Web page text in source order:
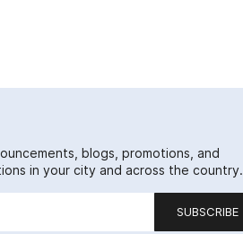
blogs, promotions, and
in your city and across the country.
SUBSCRIBE